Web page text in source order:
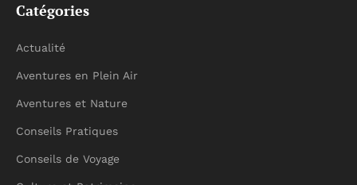
Catégories
Actualité
Aventures en Plein Air
Aventures et Nature
Conseils Pratiques
Conseils de Voyage